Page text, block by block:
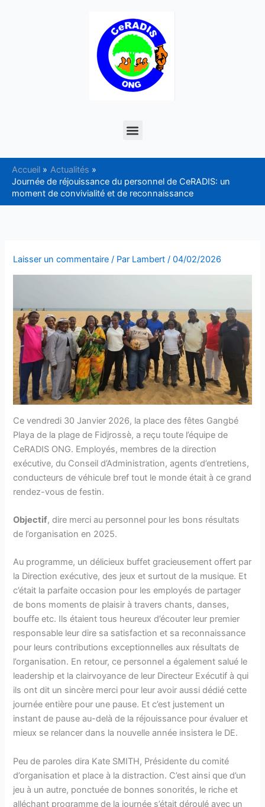
Accueil
Actualités
Journée de réjouissance du personnel de CeRADIS: un
moment de convivialité et de reconnaissance
Laisser un commentaire / Par Lambert/04/02/2026
Ce vendredi 30 Janvier 2026, la place des fêtes Gangbé
Playa de la plage de Fidjrossè, a reçu toute l’équipe de
CeRADIS ONG. Employés, membres de la direction
exécutive, du Conseil d’Administration, agents d’entretiens,
conducteurs de véhicule bref tout le monde était à ce grand
rendez-vous de festin.
Objectif, dire merci au personnel pour les bons résultats
de l’organisation en 2025.
Au programme, un délicieux buffet gracieusement offert par
la Direction exécutive, des jeux et surtout de la musique. Et
c’était la parfaite occasion pour les employés de partager
de bons moments de plaisir à travers chants, danses,
bouffe etc. Ils étaient tous heureux d’écouter leur premier
responsable leur dire sa satisfaction et sa reconnaissance
pour leurs contributions exceptionnelles aux résultats de
l’organisation. En retour, ce personnel a également salué le
leadership et la clairvoyance de leur Directeur Exécutif à qui
ils ont dit un sincère merci pour leur avoir aussi dédié cette
journée entière pour une pause. Et c’est justement un
instant de pause au-delà de la réjouissance pour évaluer et
mieux se relancer dans la nouvelle année insistera le DE.
Peu de paroles dira Kate SMITH, Présidente du comité
d’organisation et place à la distraction. C’est ainsi que d’un
jeu à un autre, ponctuée de bonnes sonorités, le riche et
alléchant programme de la journée s’était déroulé avec un